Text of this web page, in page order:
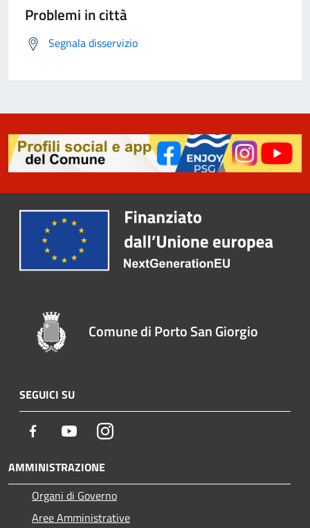
Problemi in città
Segnala disservizio
Comune di Porto San Giorgio
SEGUICI SU
Facebook YoutubeInstagram
AMMINISTRAZIONE
Organi di Governo
Aree Amministrative